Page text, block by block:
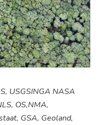
USGSINGA NASA
OS,NMA,
GSA, Geoland,